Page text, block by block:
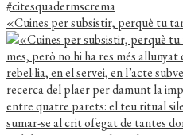
«Cuines per subsistir, perquè tu